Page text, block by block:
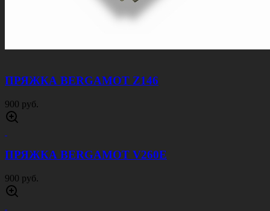
ПРЯЖКА BERGAMOT Z146
900 руб.
ПРЯЖКА BERGAMOT V260E
900 руб.